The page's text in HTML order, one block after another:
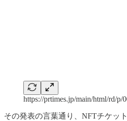
https://prtimes.jp/main/html/rd/p/
その発表の言葉通り、NFTチケッ